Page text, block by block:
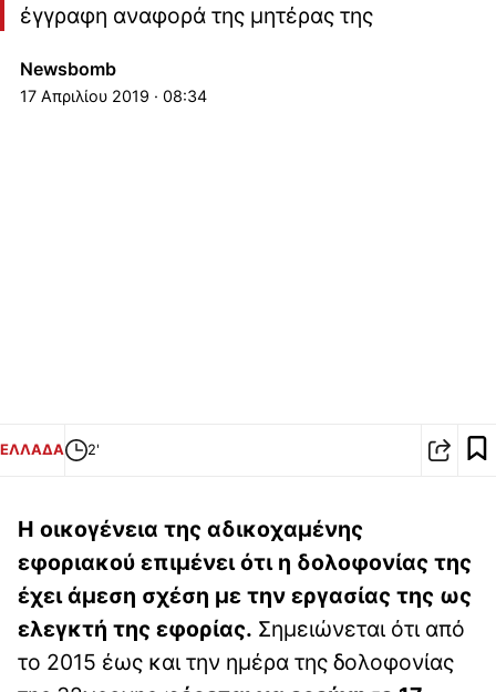
έγγραφη αναφορά της μητέρας της
Newsbomb
17 Απριλίου 2019 · 08:34
ΕΛΛΑΔΑ 2'
Η οικογένεια της αδικοχαμένης
εφοριακού επιμένει ότι η δολοφονίας της
έχει άμεση σχέση με την εργασίας της ως
ελεγκτή της εφορίας. Σημειώνεται ότι από
το 2015 έως και την ημέρα της δολοφονίας